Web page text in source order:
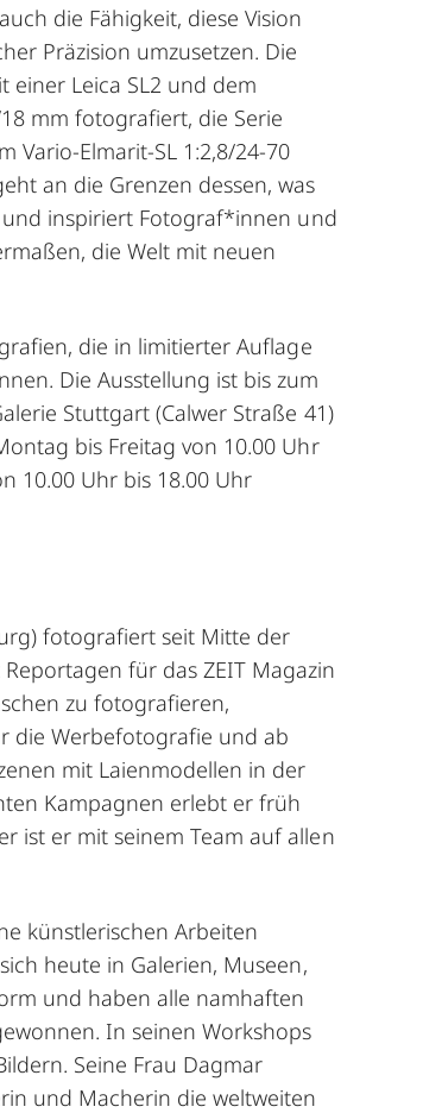
die Fähigkeit, diese Vision
Präzision umzusetzen. Die
einer Leica SL2 und dem
mm fotografiert, die Serie
Vario-Elmarit-SL 1:2,8/24-70
an die Grenzen dessen, was
inspiriert Fotograf*innen und
die Welt mit neuen
die in limitierter Auflage
Die Ausstellung ist bis zum
Stuttgart (Calwer Straße 41)
bis Freitag von 10.00 Uhr
10.00 Uhr bis 18.00 Uhr
fotografiert seit Mitte der
für das ZEIT Magazin
zu fotografieren,
die Werbefotografie und ab
mit Laienmodellen in der
Kampagnen erlebt er früh
ist er mit seinem Team auf allen
künstlerischen Arbeiten
heute in Galerien, Museen,
und haben alle namhaften
In seinen Workshops
Seine Frau Dagmar
und Macherin die weltweiten